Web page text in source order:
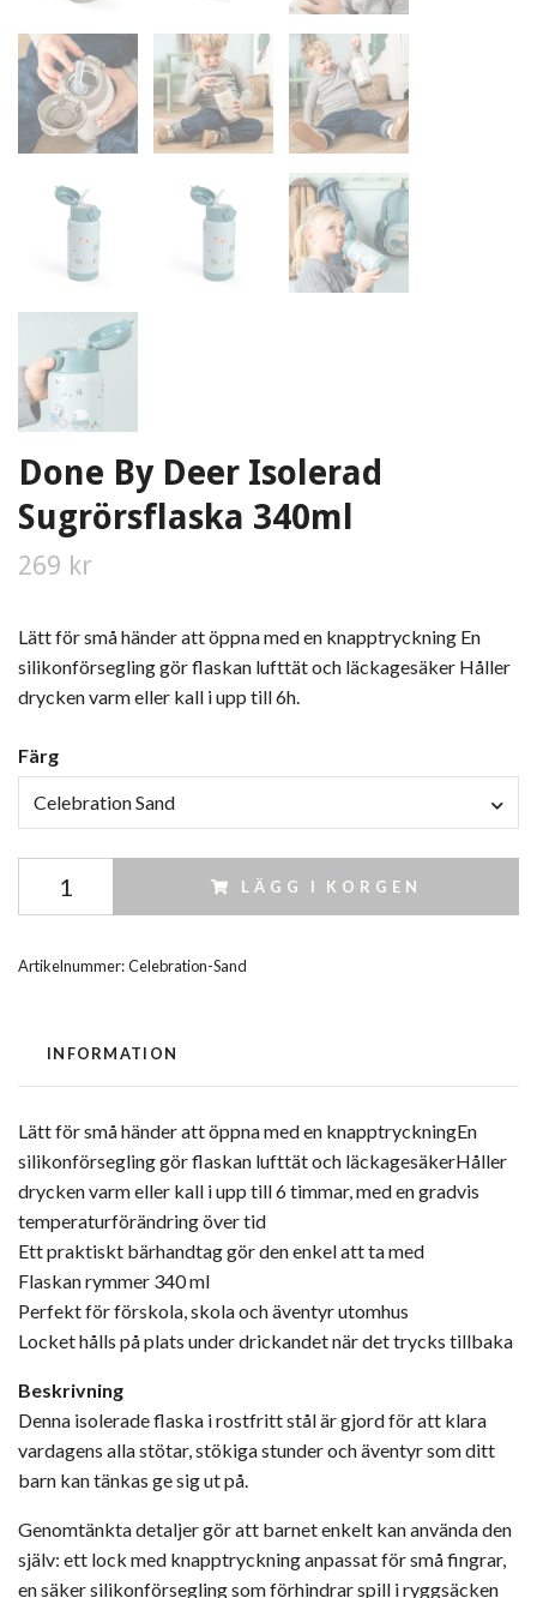
Done By Deer Isolerad
Sugrörsflaska 340ml
269 kr
Lätt för små händer att öppna med en knapptryckning En
silikonförsegling gör flaskan lufttät och läckagesäker Håller
drycken varm eller kall i upp till 6h.
Färg
Celebration Sand
LÄGG I KORGEN
Artikelnummer:Celebration-Sand
INFORMATION
Lätt för små händer att öppna med en knapptryckningEn
silikonförsegling gör flaskan lufttät och läckagesäkerHåller
drycken varm eller kall i upp till 6 timmar, med en gradvis
temperaturförändring över tid
Ett praktiskt bärhandtag gör den enkel att ta med
Flaskan rymmer 340 ml
Perfekt för förskola, skola och äventyr utomhus
Locket hålls på plats under drickandet när det trycks tillbaka
Beskrivning
Denna isolerade flaska i rostfritt stål är gjord för att klara
vardagens alla stötar, stökiga stunder och äventyr som ditt
barn kan tänkas ge sig ut på.
Genomtänkta detaljer gör att barnet enkelt kan använda den
själv: ett lock med knapptryckning anpassat för små fingrar,
en säker silikonförsegling som förhindrar spill i ryggsäcken